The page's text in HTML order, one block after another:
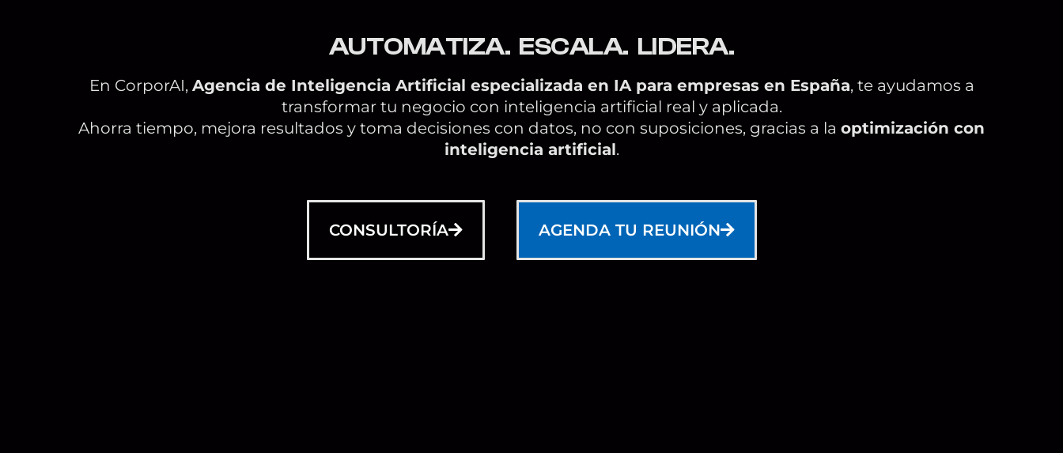
AUTOMATIZA. ESCALA. LIDERA.
En CorporAI, Agencia de Inteligencia Artificial especializada en IA para empresas en España, te ayudamos a
transformar tu negocio con inteligencia artificial real y aplicada.
Ahorra tiempo, mejora resultados y toma decisiones con datos, no con suposiciones, gracias a la optimización con
inteligencia artificial.
CONSULTORÍA AGENDA TU REUNIÓN